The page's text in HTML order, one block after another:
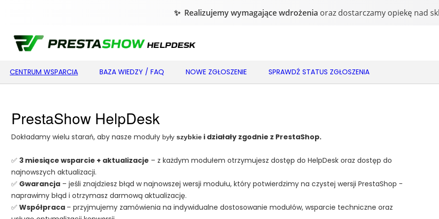
CENTRUM WSPARCIA BAZA WIEDZY / FAQ NOWE ZGŁOSZENIE SPRAWDŹ STATUS ZGŁOSZENIA
PrestaShow HelpDesk
Dokładamy wielu starań, aby nasze moduły byłyszybkiei działały zgodnie z PrestaShop.
✅ 3 miesiące wsparcie + aktualizacje – z każdym modułem otrzymujesz dostęp do HelpDesk oraz dostęp do
najnowszych aktualizacji.
✅ Gwarancja– jeśli znajdziesz błąd w najnowszej wersji modułu, który potwierdzimy na czystej wersji PrestaShop -
naprawimy błąd i otrzymasz darmową aktualizację.
✅ Współpraca – przyjmujemy zamówienia na indywidualne dostosowanie modułów, wsparcie techniczne oraz